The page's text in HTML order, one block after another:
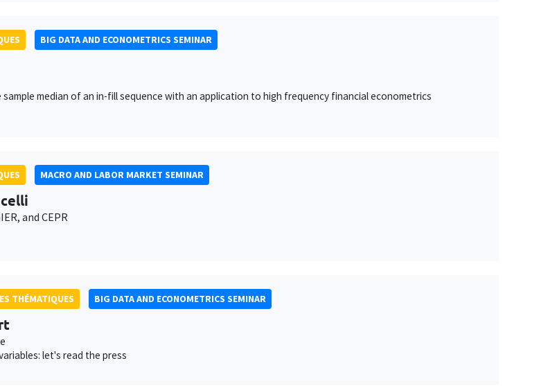
BIG DATA AND ECONOMETRICS SEMINAR
median of an in-fill sequence with an application to high frequency financial econometrics
MACRO AND LABOR MARKET SEMINAR
and CEPR
THÉMATIQUES BIG DATA AND ECONOMETRICS SEMINAR
let's read the press